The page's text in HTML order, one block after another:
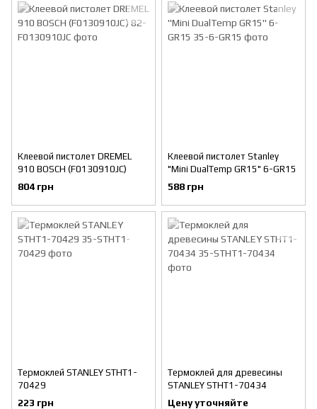
Клеевой пистолет DREMEL
910 BOSCH (F0130910JC)
804 грн
Клеевой пистолет Stanley
"Mini DualTemp GR15" 6-GR15
588 грн
Термоклей STANLEY STHT1-
70429
223 грн
Термоклей для древесины
STANLEY STHT1-70434
Цену уточняйте